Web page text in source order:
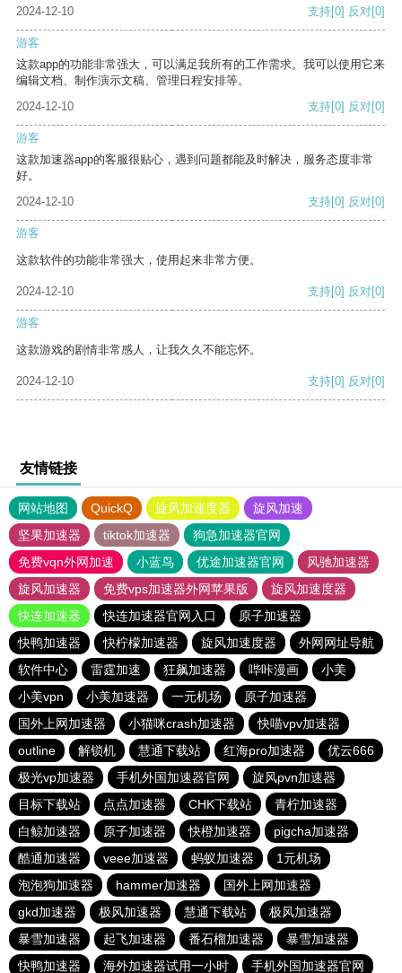
2024-12-10
支持[0] 反对[0]
游客
这款app的功能非常强大，可以满足我所有的工作需求。我可以使用它来
编辑文档、制作演示文稿、管理日程安排等。
2024-12-10
支持[0] 反对[0]
游客
这款加速器app的客服很贴心，遇到问题都能及时解决，服务态度非常
好。
2024-12-10
支持[0] 反对[0]
游客
这款软件的功能非常强大，使用起来非常方便。
2024-12-10 支持[0] 反对[0]
游客
这款游戏的剧情非常感人，让我久久不能忘怀。
2024-12-10 支持[0] 反对[0]
友情链接
网站地图 QuickQ 旋风加速度器
旋风加速
坚果加速器
tiktok加速器
狗急加速器官网
免费vqn外网加速
小蓝鸟 优途加速器官网
风驰加速器
旋风加速器
免费vps加速器外网苹果版
旋风加速度器
快连加速器
快连加速器官网入口
原子加速器
快鸭加速器
快柠檬加速器 旋风加速度器
外网网址导航
软件中心
雷霆加速 狂飙加速器 哔咔漫画
小美
小美vpn
小美加速器 一元机场
原子加速器
国外上网加速器
小猫咪crash加速器
快喵vpv加速器
outline
解锁机 慧通下载站 红海pro加速器
优云666
极光vp加速器
手机外国加速器官网
旋风pvn加速器
目标下载站
点点加速器 CHK下载站
青柠加速器
白鲸加速器
原子加速器 快橙加速器
pigcha加速器
酷通加速器
veee加速器 蚂蚁加速器
1元机场
泡泡狗加速器
hammer加速器
国外上网加速器
gkd加速器
极风加速器 慧通下载站
极风加速器
暴雪加速器
起飞加速器 番石榴加速器
暴雪加速器
快鸭加速器
海外加速器试用一小时 手机外国加速器官网